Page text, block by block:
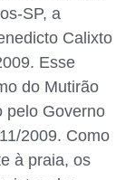
SP, a
Calixto
Esse
do Mutirão
pelo Governo
2009. Como
à praia, os